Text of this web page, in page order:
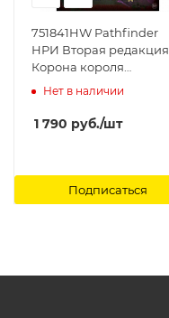
751841HW Pathfinder
НРИ Вторая редакция
Корона короля
кобольдов Hobby World
Нет в наличии
1 790 руб./шт
Подписаться